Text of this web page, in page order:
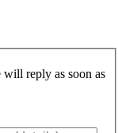
reply as soon as